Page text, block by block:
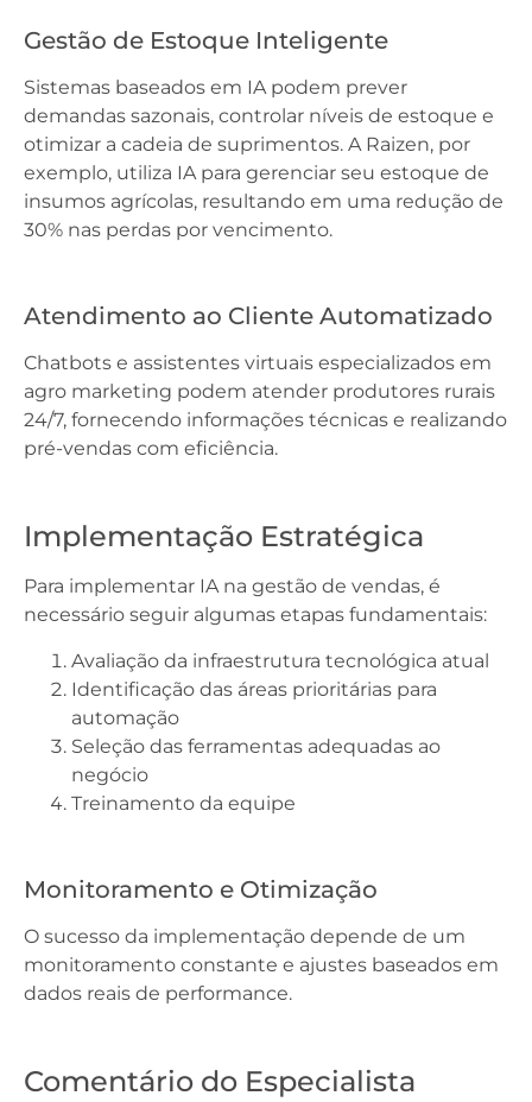
Gestão de Estoque Inteligente
Sistemas baseados em IA podem prever
demandas sazonais, controlar níveis de estoque e
otimizar a cadeia de suprimentos. A Raizen, por
exemplo, utiliza IA para gerenciar seu estoque de
insumos agrícolas, resultando em uma redução de
30% nas perdas por vencimento.
Atendimento ao Cliente Automatizado
Chatbots e assistentes virtuais especializados em
agro marketing podem atender produtores rurais
24/7, fornecendo informações técnicas e realizando
pré-vendas com eficiência.
Implementação Estratégica
Para implementar IA na gestão de vendas, é
necessário seguir algumas etapas fundamentais:
Avaliação da infraestrutura tecnológica atual
Identificação das áreas prioritárias para
automação
Seleção das ferramentas adequadas ao
negócio
Treinamento da equipe
Monitoramento e Otimização
O sucesso da implementação depende de um
monitoramento constante e ajustes baseados em
dados reais de performance.
Comentário do Especialista